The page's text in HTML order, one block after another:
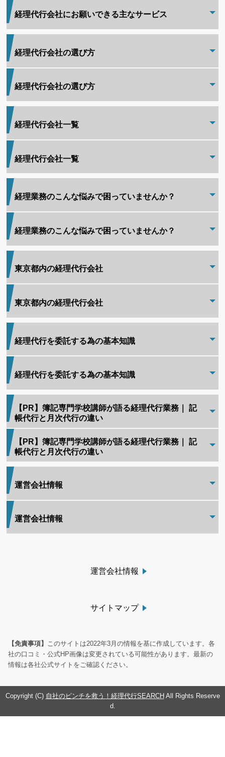
経理代行会社にお願いできる主なサービス
経理代行会社の選び方
経理代行会社の選び方
経理代行会社一覧
経理代行会社一覧
経理業務のこんな悩みで困っていませんか？
経理業務のこんな悩みで困っていませんか？
東京都内の経理代行会社
東京都内の経理代行会社
経理代行を委託する為の基本知識
経理代行を委託する為の基本知識
【PR】簿記専門学校講師が語る経理代行業務｜ 記
帳代行と月次代行の違い
【PR】簿記専門学校講師が語る経理代行業務｜ 記
帳代行と月次代行の違い
運営会社情報
運営会社情報
運営会社情報
サイトマップ
【免責事項】 このサイトは2022年3月の情報を基に作成しています。各
社の口コミ・公式HP画像は変更されている可能性があります。最新の
情報は各社公式サイトをご確認ください。
Copyright (C) 自社のピンチを救う！経理代行SEARCH All Rights Reserve
d.